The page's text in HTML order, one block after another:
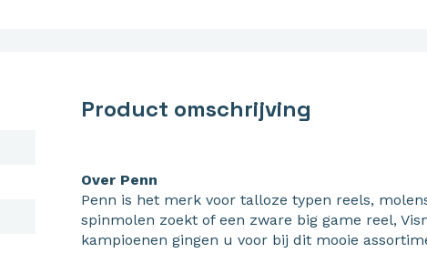
Product omschrijving
Over Penn
Penn is het merk voor talloze typen reels,
spinmolen zoekt of een zware big game reel,
kampioenen gingen u voor bij dit mooie